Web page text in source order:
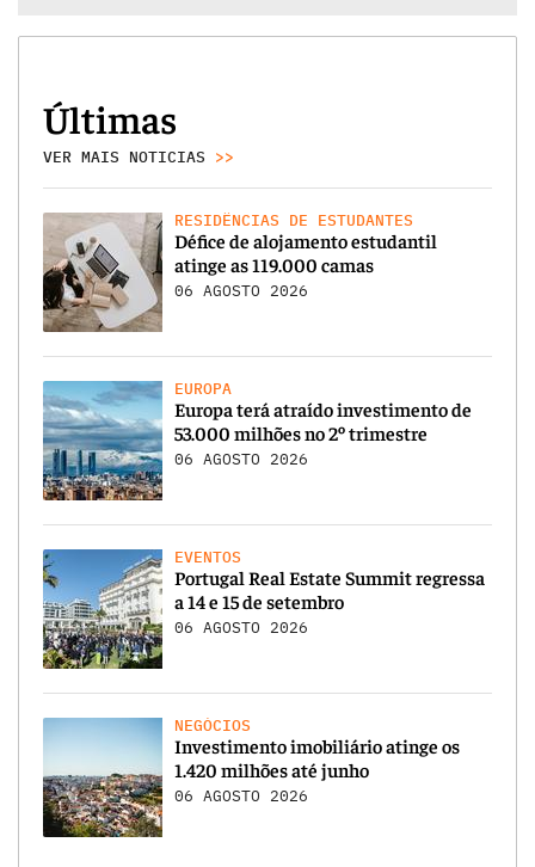
Últimas
VER MAIS NOTICIAS >>
RESIDÊNCIAS DE ESTUDANTES
Défice de alojamento estudantil
atinge as 119.000 camas
06 AGOSTO 2026
EUROPA
Europa terá atraído investimento de
53.000 milhões no 2º trimestre
06 AGOSTO 2026
EVENTOS
Portugal Real Estate Summit regressa
a 14 e 15 de setembro
06 AGOSTO 2026
NEGÓCIOS
Investimento imobiliário atinge os
1.420 milhões até junho
06 AGOSTO 2026